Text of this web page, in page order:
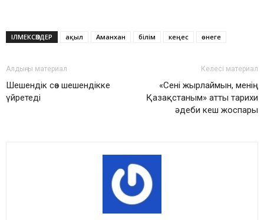
ІЛМЕКСӨЗДЕР ақыл Аманхан білім кеңес өнеге
Алдыңғы материал
Шешендік сөз шешендікке
үйретеді
Келесі материал
«Сені жырлаймын, менің
Қазақстаным» атты тарихи
әдеби кеш жоспары